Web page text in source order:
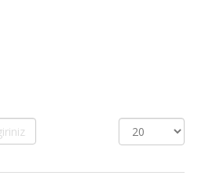
Görüntüleme
Sayısı